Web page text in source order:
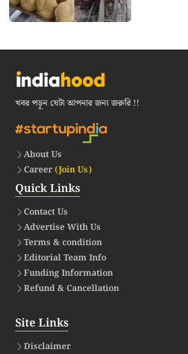
খবর পড়ুন যেটা আপনার জন্য জরুরি !!
About Us
Career(Join Us)
Quick Links
Contact Us
Advertise With Us
Terms & condition
Editorial Team Info
Funding Information
Refund & Cancellation
Site Links
Disclaimer